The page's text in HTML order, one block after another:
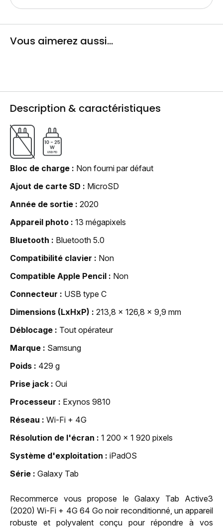
Vous aimerez aussi...
Description & caractéristiques
Bloc de charge
Non fourni par défaut
Ajout de carte SD
MicroSD
Année de sortie
2020
Appareil photo
13 mégapixels
Bluetooth
Bluetooth 5.0
Compatibilité clavier
Non
Compatible Apple Pencil
Non
Connecteur
USB type C
Dimensions (LxHxP)
213,8 x 126,8 x 9,9 mm
Déblocage
Tout opérateur
Marque
Samsung
Poids
429 g
Prise jack
Oui
Processeur
Exynos 9810
Réseau
Wi-Fi + 4G
Résolution de l'écran
1 200 x 1 920 pixels
Système d'exploitation
iPadOS
Série
Galaxy Tab
Recommerce vous propose le Galaxy Tab Active3
(2020) Wi-Fi + 4G 64 Go noir reconditionné, un appareil
robuste et polyvalent conçu pour répondre à vos